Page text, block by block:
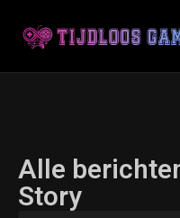
Alle
Story